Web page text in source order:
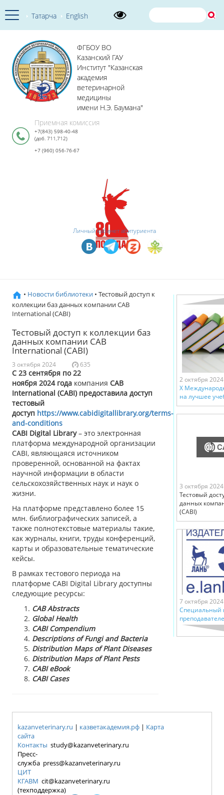
Татарча English
ФГБОУ ВО
Казанский ГАУ
Институт "Казанская
академия
ветеринарной
медицины
имени Н.Э. Баумана"
Приемная комиссия
+7(843) 598-40-48
(доб. 711,712)
+7 (960) 056-76-67
Личный кабинет абитуриента
• Новости библиотеки • Тестовый доступ к
коллекции баз данных компании CAB
International (CABI)
Тестовый доступ к коллекции баз
данных компании CAB
International (CABI)
3 октября 2024 635
С 23 сентября по22
ноября 2024года компания CAB
International (CABI) предоставила доступ
тестовый
доступ https://www.cabidigitallibrary.org/terms-
and-conditions
CABI Digital Library– это электронная
платформа международной организации
CABI, являющаяся источником
проверенной, основанной на фактах
научной информации в области
сельскохозяйственных наук и наук о
жизни.
На платформе представлено более 15
млн. библиографических записей, а
также полнотекстовые материалы такие,
как журналы, книги, труды конференций,
карты и образовательные тематические
кейсы.
В рамках тестового периода на
платформе CABI Digital Library доступны
следующие ресурсы:
CAB Abstracts
Global Health
CABI Compendium
Descriptions of Fungi and Bacteria
Distribution Maps of Plant Diseases
Distribution Maps of Plant Pests
CABI eBook
CABI Cases
2 октября 2024
X
на лучшее
3 октября 2024
Тестовый
данных
(CABI)
7 октября 2024
Специальный
kazanveterinary.ru | казветакадемия.рф | Карта
сайта
Контакты study@kazanveterinary.ru
Пресс-
служба press@kazanveterinary.ru
ЦИТ
КГАВМ cit@kazanveterinary.ru
(техподдержка)